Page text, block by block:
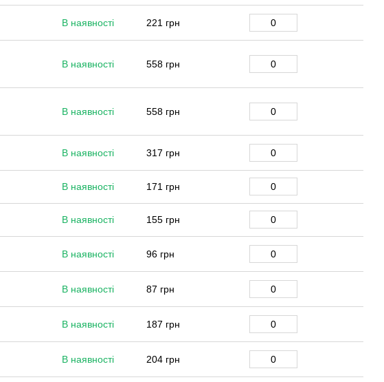
В наявності 221 грн
В наявності 558 грн
В наявності 558 грн
В наявності 317 грн
В наявності 171 грн
В наявності 155 грн
В наявності 96 грн
В наявності 87 грн
В наявності 187 грн
В наявності 204 грн